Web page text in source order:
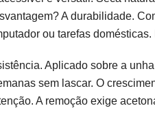
A durabilidade.
ou tarefas
Aplicado sobre a
sem lascar. O
A remoção exige